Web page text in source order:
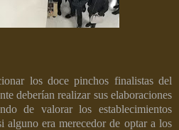
los doce pinchos finalistas del
deberían realizar sus elaboraciones
de valorar los establecimientos
alguno era merecedor de optar a los